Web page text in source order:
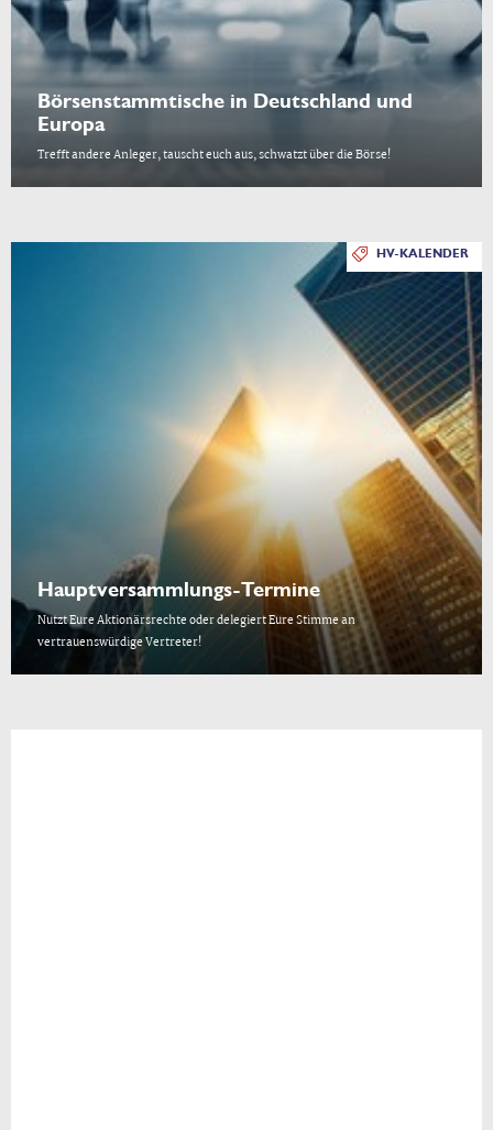
Börsenstammtische in Deutschland und
Europa
Trefft andere Anleger, tauscht euch aus, schwatzt über die Börse!
HV-KALENDER
Hauptversammlungs-Termine
Nutzt Eure Aktionärsrechte oder delegiert Eure Stimme an
vertrauenswürdige Vertreter!